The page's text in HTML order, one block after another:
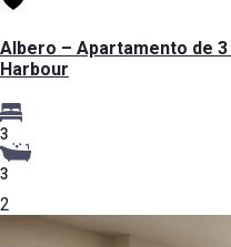
Albero – Apartamento de
Harbour
3
3
2